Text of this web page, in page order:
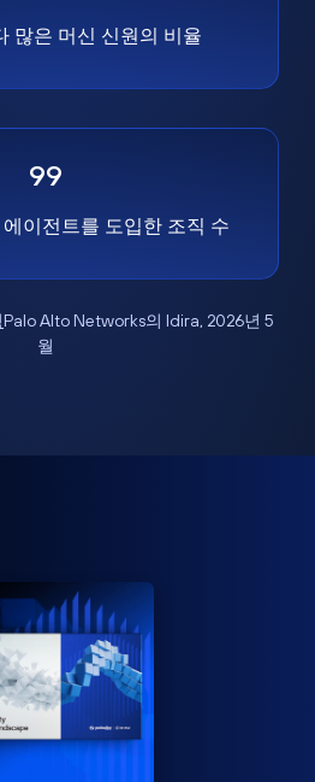
많은 머신 신원의 비율
99
이전트를 도입한 조직 수
Palo Alto Networks의 Idira, 2026년 5
월